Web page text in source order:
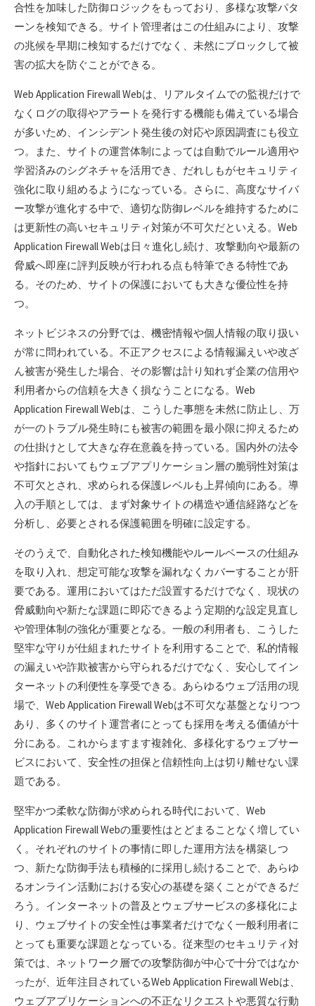
合性を加味した防御ロジックをもっており、多様な攻撃パタ
ーンを検知できる。サイト管理者はこの仕組みにより、攻撃
の兆候を早期に検知するだけでなく、未然にブロックして被
害の拡大を防ぐことができる。
Web Application Firewall Webは、リアルタイムでの監視だけで
なくログの取得やアラートを発行する機能も備えている場合
が多いため、インシデント発生後の対応や原因調査にも役立
つ。また、サイトの運営体制によっては自動でルール適用や
学習済みのシグネチャを活用でき、だれしもがセキュリティ
強化に取り組めるようになっている。さらに、高度なサイバ
ー攻撃が進化する中で、適切な防御レベルを維持するために
は更新性の高いセキュリティ対策が不可欠だといえる。Web
Application Firewall Webは日々進化し続け、攻撃動向や最新の
脅威へ即座に評判反映が行われる点も特筆できる特性であ
る。そのため、サイトの保護においても大きな優位性を持
つ。
ネットビジネスの分野では、機密情報や個人情報の取り扱い
が常に問われている。不正アクセスによる情報漏えいや改ざ
ん被害が発生した場合、その影響は計り知れず企業の信用や
利用者からの信頼を大きく損なうことになる。Web
Application Firewall Webは、こうした事態を未然に防止し、万
が一のトラブル発生時にも被害の範囲を最小限に抑えるため
の仕掛けとして大きな存在意義を持っている。国内外の法令
や指針においてもウェブアプリケーション層の脆弱性対策は
不可欠とされ、求められる保護レベルも上昇傾向にある。導
入の手順としては、まず対象サイトの構造や通信経路などを
分析し、必要とされる保護範囲を明確に設定する。
そのうえで、自動化された検知機能やルールベースの仕組み
を取り入れ、想定可能な攻撃を漏れなくカバーすることが肝
要である。運用においてはただ設置するだけでなく、現状の
脅威動向や新たな課題に即応できるよう定期的な設定見直し
や管理体制の強化が重要となる。一般の利用者も、こうした
堅牢な守りが仕組まれたサイトを利用することで、私的情報
の漏えいや詐欺被害から守られるだけでなく、安心してイン
ターネットの利便性を享受できる。あらゆるウェブ活用の現
場で、Web Application Firewall Webは不可欠な基盤となりつつ
あり、多くのサイト運営者にとっても採用を考える価値が十
分にある。これからますます複雑化、多様化するウェブサー
ビスにおいて、安全性の担保と信頼性向上は切り離せない課
題である。
堅牢かつ柔軟な防御が求められる時代において、Web
Application Firewall Webの重要性はとどまることなく増してい
く。それぞれのサイトの事情に即した運用方法を構築しつ
つ、新たな防御手法も積極的に採用し続けることで、あらゆ
るオンライン活動における安心の基礎を築くことができるだ
ろう。インターネットの普及とウェブサービスの多様化によ
り、ウェブサイトの安全性は事業者だけでなく一般利用者に
とっても重要な課題となっている。従来型のセキュリティ対
策では、ネットワーク層での攻撃防御が中心で十分ではなか
ったが、近年注目されているWeb Application Firewall Webは、
ウェブアプリケーションへの不正なリクエストや悪質な行動